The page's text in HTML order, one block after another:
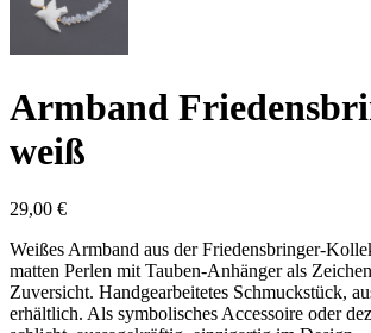
Armband
weiß
29,00 €
Weißes Armband aus der Friedensbringer-
matten Perlen mit Tauben-Anhänger als
Zuversicht. Handgearbeitetes Schmuckstück,
erhältlich. Als symbolisches Accessoire oder